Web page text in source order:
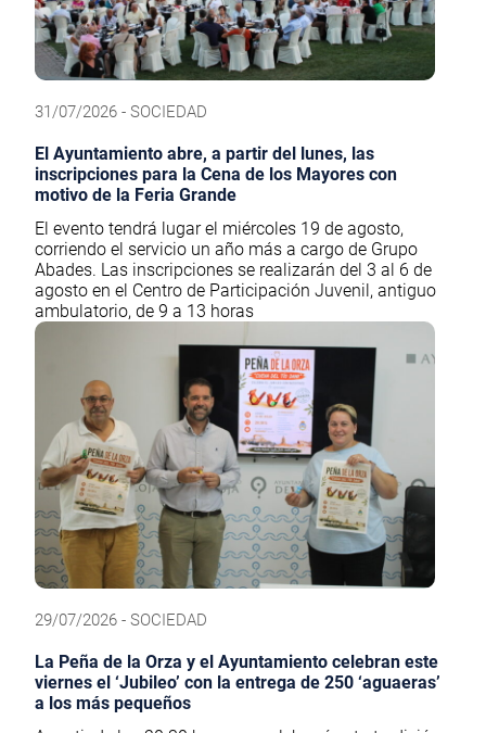
31/07/2026 - SOCIEDAD
El Ayuntamiento abre, a partir del lunes, las
inscripciones para la Cena de los Mayores con
motivo de la Feria Grande
El evento tendrá lugar el miércoles 19 de agosto,
corriendo el servicio un año más a cargo de Grupo
Abades. Las inscripciones se realizarán del 3 al 6 de
agosto en el Centro de Participación Juvenil, antiguo
ambulatorio, de 9 a 13 horas
29/07/2026 - SOCIEDAD
La Peña de la Orza y el Ayuntamiento celebran este
viernes el ‘Jubileo’ con la entrega de 250 ‘aguaeras’
a los más pequeños